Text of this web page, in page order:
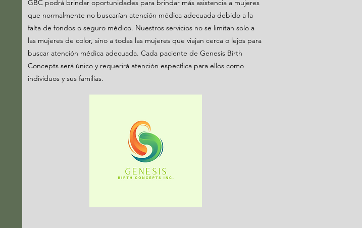
GBC podrá brindar oportunidades para brindar más asistencia a mujeres
que normalmente no buscarían atención médica adecuada debido a la
falta de fondos o seguro médico. Nuestros servicios no se limitan solo a
las mujeres de color, sino a todas las mujeres que viajan cerca o lejos para
buscar atención médica adecuada. Cada paciente de Genesis Birth
Concepts será único y requerirá atención específica para ellos como
individuos y sus familias.